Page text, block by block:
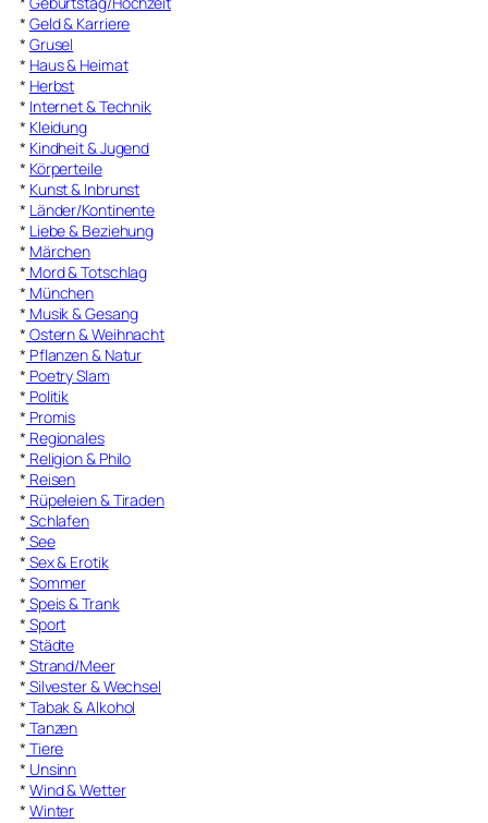
* Geld & Karriere
* Grusel
* Haus & Heimat
* Herbst
* Internet & Technik
* Kleidung
* Kindheit & Jugend
* Körperteile
* Kunst & Inbrunst
* Länder/Kontinente
* Liebe & Beziehung
* Märchen
* Mord & Totschlag
* München
* Musik & Gesang
* Ostern & Weihnacht
* Pflanzen & Natur
* Poetry Slam
* Politik
* Promis
* Regionales
* Religion & Philo
* Reisen
* Rüpeleien & Tiraden
* Schlafen
* See
* Sex & Erotik
* Sommer
* Speis & Trank
* Sport
* Städte
* Strand/Meer
* Silvester & Wechsel
* Tabak & Alkohol
* Tanzen
* Tiere
* Unsinn
* Wind & Wetter
* Winter